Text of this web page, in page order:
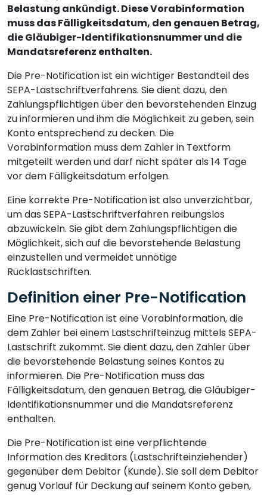
Belastung ankündigt. Diese Vorabinformation
muss das Fälligkeitsdatum, den genauen Betrag,
die Gläubiger-Identifikationsnummer und die
Mandatsreferenz enthalten.
Die Pre-Notification ist ein wichtiger Bestandteil des
SEPA-Lastschriftverfahrens. Sie dient dazu, den
Zahlungspflichtigen über den bevorstehenden Einzug
zu informieren und ihm die Möglichkeit zu geben, sein
Konto entsprechend zu decken. Die
Vorabinformation muss dem Zahler in Textform
mitgeteilt werden und darf nicht später als 14 Tage
vor dem Fälligkeitsdatum erfolgen.
Eine korrekte Pre-Notification ist also unverzichtbar,
um das SEPA-Lastschriftverfahren reibungslos
abzuwickeln. Sie gibt dem Zahlungspflichtigen die
Möglichkeit, sich auf die bevorstehende Belastung
einzustellen und vermeidet unnötige
Rücklastschriften.
Definition einer Pre-Notification
Eine Pre-Notification ist eine Vorabinformation, die
dem Zahler bei einem Lastschrifteinzug mittels SEPA-
Lastschrift zukommt. Sie dient dazu, den Zahler über
die bevorstehende Belastung seines Kontos zu
informieren. Die Pre-Notification muss das
Fälligkeitsdatum, den genauen Betrag, die Gläubiger-
Identifikationsnummer und die Mandatsreferenz
enthalten.
Die Pre-Notification ist eine verpflichtende
Information des Kreditors (Lastschrifteinziehender)
gegenüber dem Debitor (Kunde). Sie soll dem Debitor
genug Vorlauf für Deckung auf seinem Konto geben,